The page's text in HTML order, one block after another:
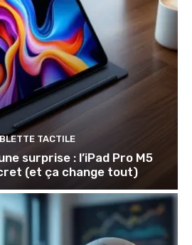
TACTILE
surprise : l’iPad Pro M5
(et ça change tout)